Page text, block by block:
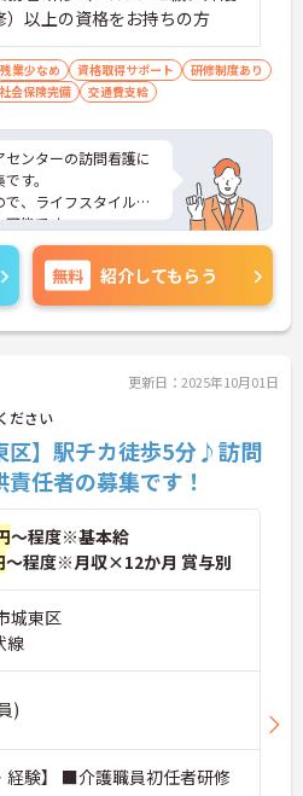
）以上の資格をお持ちの方
残業少なめ 資格取得サポート
研修制度あり
社会保険完備 交通費支給
ンターの訪問看護に
す。
、ライフスタイルに
可能です。
ポイントなど、さら
、お気軽にご相談く
無料 紹介してもらう
更新日：2025年10月01日
ださい
区】駅チカ徒歩5分♪訪問
任者の募集です！
～程度※基本給
～程度※月収×12か月 賞与別
城東区
線
)
経験】 ■介護職員初任者研修